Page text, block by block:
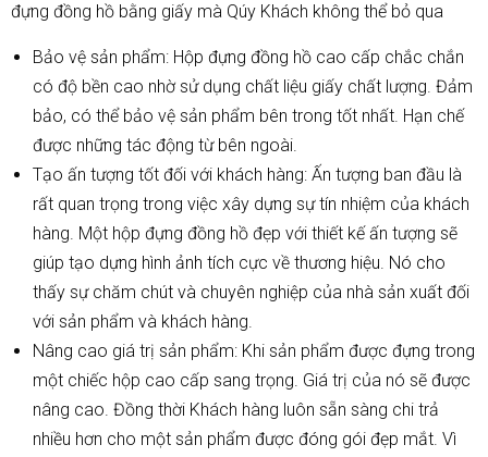
đựng đồng hồ bằng giấy mà Qúy Khách không thể bỏ qua
Bảo vệ sản phẩm: Hộp đựng đồng hồ cao cấp chắc chắn
có độ bền cao nhờ sử dụng chất liệu giấy chất lượng. Đảm
bảo, có thể bảo vệ sản phẩm bên trong tốt nhất. Hạn chế
được những tác động từ bên ngoài.
Tạo ấn tượng tốt đối với khách hàng: Ấn tượng ban đầu là
rất quan trọng trong việc xây dựng sự tín nhiệm của khách
hàng. Một hộp đựng đồng hồ đẹp với thiết kế ấn tượng sẽ
giúp tạo dựng hình ảnh tích cực về thương hiệu. Nó cho
thấy sự chăm chút và chuyên nghiệp của nhà sản xuất đối
với sản phẩm và khách hàng.
Nâng cao giá trị sản phẩm: Khi sản phẩm được đựng trong
một chiếc hộp cao cấp sang trọng. Giá trị của nó sẽ được
nâng cao. Đồng thời Khách hàng luôn sẵn sàng chi trả
nhiều hơn cho một sản phẩm được đóng gói đẹp mắt. Vì